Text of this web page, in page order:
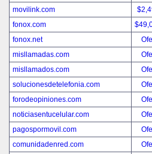
movilink.com
fonox.com
fonox.net
misllamadas.com
misllamados.com
solucionesdetelefonia.com
forodeopiniones.com
noticiasentucelular.com
pagospormovil.com
comunidadenred.com